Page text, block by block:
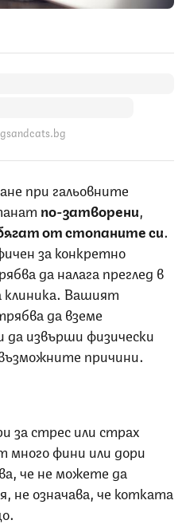
при гальовните
по-затворени
от стопаните си.
за конкретно
да налага преглед в
Вашият
да вземе
да извърши физически
причини.
стрес или страх
много фини или дори
че не можете да
не означава, че котката